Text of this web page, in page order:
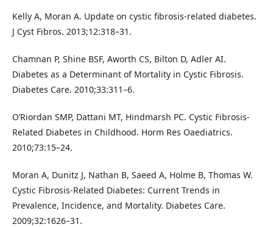
Kelly A, Moran A. Update on cystic fibrosis-related diabetes.
J Cyst Fibros. 2013;12:318–31.
Chamnan P, Shine BSF, Aworth CS, Bilton D, Adler AI.
Diabetes as a Determinant of Mortality in Cystic Fibrosis.
Diabetes Care. 2010;33:311–6.
O’Riordan SMP, Dattani MT, Hindmarsh PC. Cystic Fibrosis-
Related Diabetes in Childhood. Horm Res Oaediatrics.
2010;73:15–24.
Moran A, Dunitz J, Nathan B, Saeed A, Holme B, Thomas W.
Cystic Fibrosis-Related Diabetes: Current Trends in
Prevalence, Incidence, and Mortality. Diabetes Care.
2009;32:1626–31.